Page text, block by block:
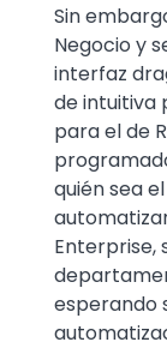
Sin
Negocio y
interfaz
de intuitiva
para el de
quién sea
Enterprise,
esperando